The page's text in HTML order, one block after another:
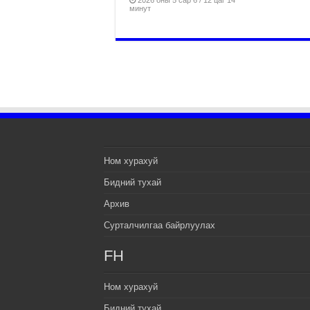
минут
Ном хурахуй
Бидний тухай
Архив
Сурталчилгаа байрлуулах
FH
Ном хурахуй